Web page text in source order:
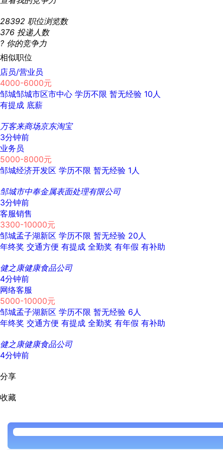
28392 职位浏览数
376 投递人数
? 你的竞争力
相似职位
店员/营业员
4000-6000元
邹城邹城市区市中心 学历不限 暂无经验 10人
有提成 底薪
万客来商场京东淘宝
3分钟前
业务员
5000-8000元
邹城经济开发区 学历不限 暂无经验 1人
邹城市中奉金属表面处理有限公司
3分钟前
客服销售
3300-10000元
邹城孟子湖新区 学历不限 暂无经验 20人
年终奖 交通方便 有提成 全勤奖 有年假 有补助
健之康健康食品公司
4分钟前
网络客服
5000-10000元
邹城孟子湖新区 学历不限 暂无经验 6人
年终奖 交通方便 有提成 全勤奖 有年假 有补助
健之康健康食品公司
4分钟前
分享
收藏